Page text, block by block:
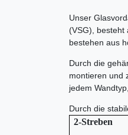
Unser
(VSG), besteht
bestehen aus
Durch die
montieren und
jedem
Durch die
2-Streben